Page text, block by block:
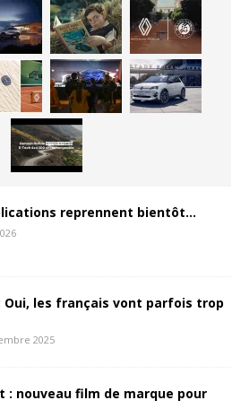
reprennent bientôt…
: Oui, les français vont parfois trop
2025
: nouveau film de marque pour